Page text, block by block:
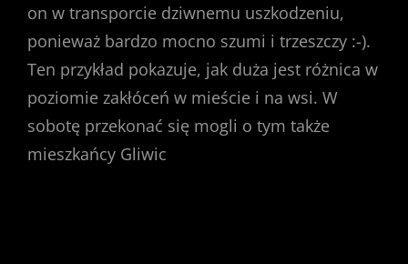
on w transporcie dziwnemu uszkodzeniu,
ponieważ bardzo mocno szumi i trzeszczy :-).
Ten przykład pokazuje, jak duża jest różnica w
poziomie zakłóceń w mieście i na wsi. W
sobotę przekonać się mogli o tym także
mieszkańcy Gliwic